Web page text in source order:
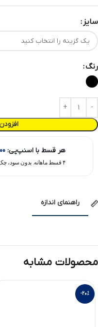
سایز
رنگ
هر قسط با اسنپ‌پی:
۴ قسط ماهانه. بدون سود، چک و ضامن.
راهنمای اندازه
محصولات مشابه
-20%